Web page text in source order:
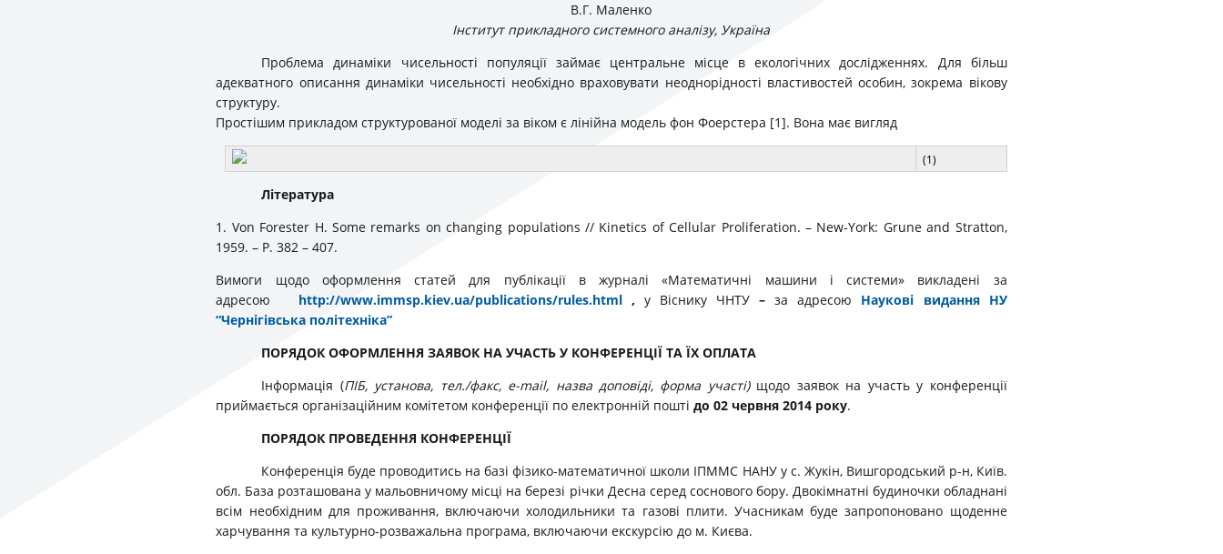
В.Г. Маленко
Інститут прикладного системного аналізу, Україна
Проблема динаміки чисельності популяції займає центральне місце в екологічних дослідженнях. Для більш
адекватного описання динаміки чисельності необхідно врахову­вати не­одно­рідності властивостей особин, зокрема вікову
структуру.
Простішим прикладом структурованої моделі за віком є лінійна модель фон Фоерстера [1]. Вона має вигляд
(1)
Література
1. Von Forester H. Some remarks on changing populations // Kinetics of Cellular Pro­liferation. – New-York: Grune and Stratton,
1959. – P. 382 – 407.
Вимоги щодо оформлення статей для публікації в журналі «Математичні машини і системи» викладені за
адресою http://www.immsp.kiev.ua/publications/rules.html , у Віснику ЧНТУ– за адресою Наукові видання НУ
“Чернігівська політехніка”
ПОРЯДОК ОФОРМЛЕННЯ ЗАЯВОК НА УЧАСТЬ У КОНФЕРЕНЦІЇ ТА ЇХ ОПЛАТА
Інформація (ПІБ, установа, тел./факс, e-mail, назва доповіді, форма участі)щодо заявок на участь у конференції
приймається організаційним комітетом конференції по електронній поштідо02 червня 2014 року.
ПОРЯДОК ПРОВЕДЕННЯ КОНФЕРЕНЦІЇ
Конференція буде проводитись на базі фізико-математичної школи ІПММС НАНУ у с. Жукін, Вишгородський р-н, Київ.
обл. База розташована у мальовничому місці на березі річки Десна серед соснового бору. Двокімнатні будиночки обладнані
всім необхідним для проживання, включаючи холодильники та газові плити. Учасникам буде запропоновано щоденне
харчування та культурно-розважальна програма, включаючи екскурсію до м. Києва.